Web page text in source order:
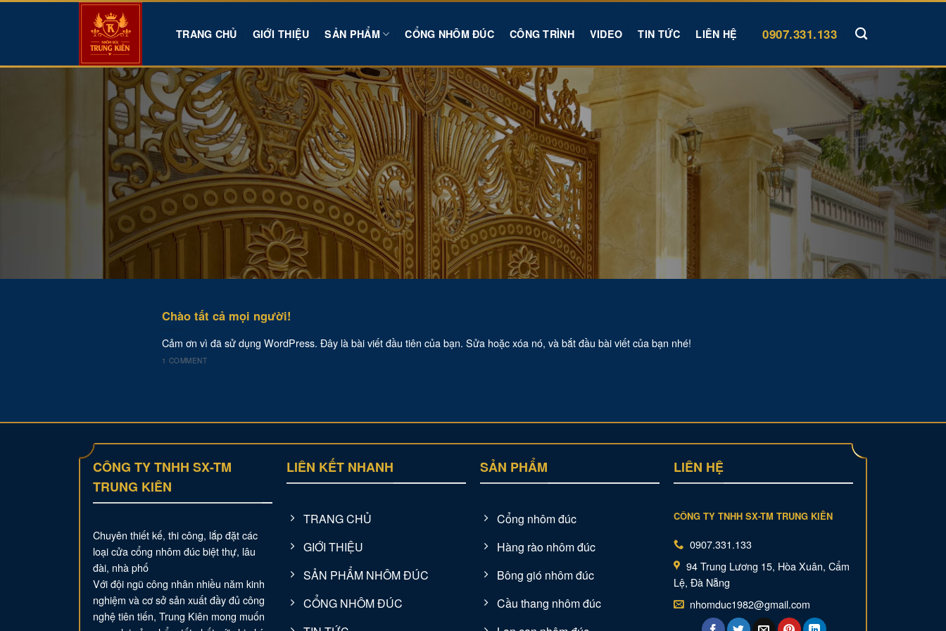
TRANG CHỦ GIỚI THIỆU SẢN PHẨM CỔNG NHÔM ĐÚC CÔNG TRÌNH VIDEO TIN TỨC LIÊN HỆ 0907.331.133
Chào tất cả mọi người!
Cảm ơn vì đã sử dụng WordPress. Đây là bài viết đầu tiên của bạn. Sửa hoặc xóa nó, và bắt đầu bài viết của bạn nhé!
1 COMMENT
CÔNG TY TNHH SX-TM
TRUNG KIÊN
Chuyên thiết kế, thi công, lắp đặt các
loại cửa cổng nhôm đúc biệt thự, lâu
đài, nhà phố
Với đội ngũ công nhân nhiều năm kinh
nghiệm và cơ sở sản xuất đầy đủ công
nghệ tiên tiến, Trung Kiên mong muốn
LIÊN KẾT NHANH
TRANG CHỦ
GIỚI THIỆU
SẢN PHẨM NHÔM ĐÚC
CỔNG NHÔM ĐÚC
SẢN PHẨM
Cổng nhôm đúc
Hàng rào nhôm đúc
Bông gió nhôm đúc
Cầu thang nhôm đúc
LIÊN HỆ
CÔNG TY TNHH SX-TM TRUNG KIÊN
0907.331.133
94 Trung Lương 15, Hòa Xuân, Cẩm
Lệ, Đà Nẵng
nhomduc1982@gmail.com